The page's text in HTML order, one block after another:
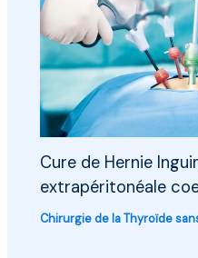
Cure de Hernie
extrapéritonéale
Chirurgie de la Thyroïde